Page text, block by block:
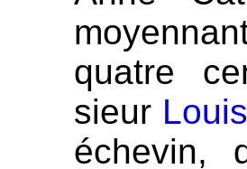
quatre
sieur
échevin,